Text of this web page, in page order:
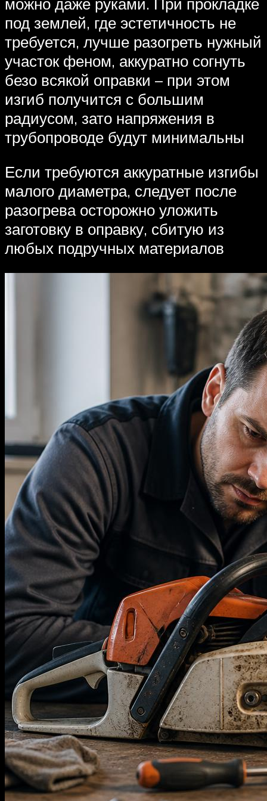
под землей, где эстетичность не
требуется, лучше разогреть нужный
участок феном, аккуратно согнуть
безо всякой оправки – при этом
изгиб получится с большим
радиусом, зато напряжения в
трубопроводе будут минимальны
Если требуются аккуратные изгибы
малого диаметра, следует после
разогрева осторожно уложить
заготовку в оправку, сбитую из
любых подручных материалов